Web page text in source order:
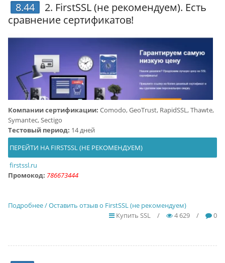
8.44 2. FirstSSL (не рекомендуем). Есть
сравнение сертификатов!
Компании сертификации: Comodo, GeoTrust, RapidSSL, Thawte,
Symantec, Sectigo
Тестовый период: 14 дней
ПЕРЕЙТИ НА FIRSTSSL (НЕ РЕКОМЕНДУЕМ)
firstssl.ru
Промокод: 786673444
Подробнее / Оставить отзыв о FirstSSL (не рекомендуем)
Купить SSL
/ 4 629 / 0